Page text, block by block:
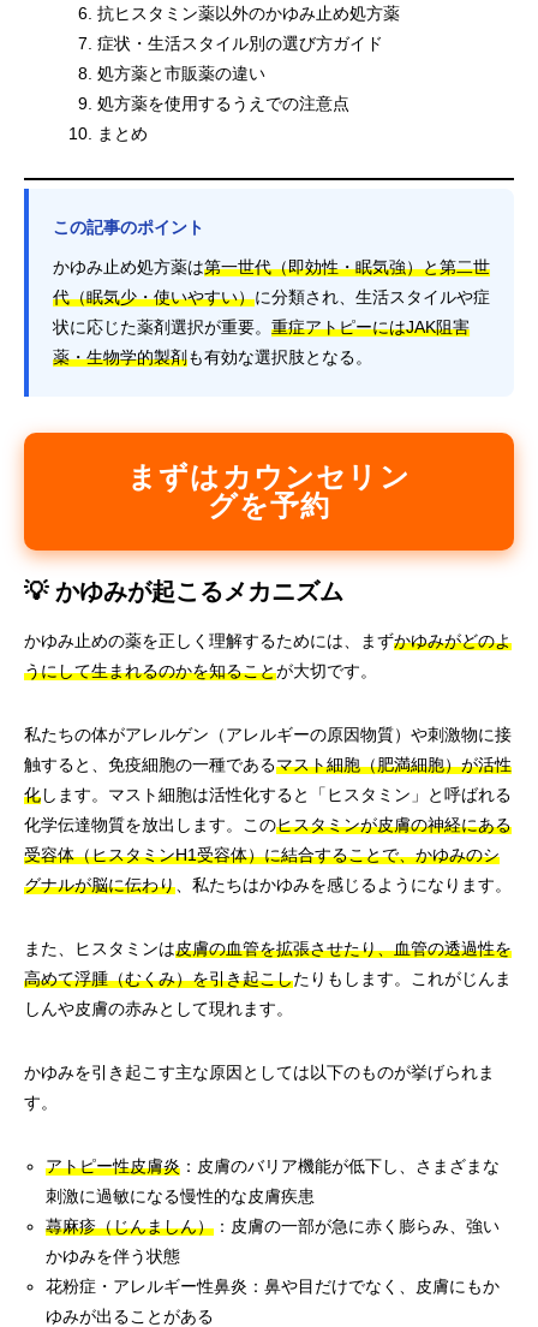
抗ヒスタミン薬以外のかゆみ止め処方薬
症状・生活スタイル別の選び方ガイド
処方薬と市販薬の違い
処方薬を使用するうえでの注意点
まとめ
この記事のポイント
かゆみ止め処方薬は第一世代（即効性・眠気強）と第二世
代（眠気少・使いやすい）に分類され、生活スタイルや症
状に応じた薬剤選択が重要。 重症アトピーにはJAK阻害
薬・生物学的製剤も有効な選択肢となる。
まずはカウンセリン
グを予約
💡 かゆみが起こるメカニズム
かゆみ止めの薬を正しく理解するためには、まずかゆみがどのよ
うにして生まれるのかを知ることが大切です。
私たちの体がアレルゲン（アレルギーの原因物質）や刺激物に接
触すると、免疫細胞の一種であるマスト細胞（肥満細胞）が活性
化します。マスト細胞は活性化すると「ヒスタミン」と呼ばれる
化学伝達物質を放出します。このヒスタミンが皮膚の神経にある
受容体（ヒスタミンH1受容体）に結合することで、かゆみのシ
グナルが脳に伝わり 、私たちはかゆみを感じるようになります。
また、ヒスタミンは皮膚の血管を拡張させたり、血管の透過性を
高めて浮腫（むくみ）を引き起こしたりもします。これがじんま
しんや皮膚の赤みとして現れます。
かゆみを引き起こす主な原因としては以下のものが挙げられま
す。
アトピー性皮膚炎 ：皮膚のバリア機能が低下し、さまざまな
刺激に過敏になる慢性的な皮膚疾患
蕁麻疹（じんましん） ：皮膚の一部が急に赤く膨らみ、強い
かゆみを伴う状態
花粉症・アレルギー性鼻炎：鼻や目だけでなく、皮膚にもか
ゆみが出ることがある